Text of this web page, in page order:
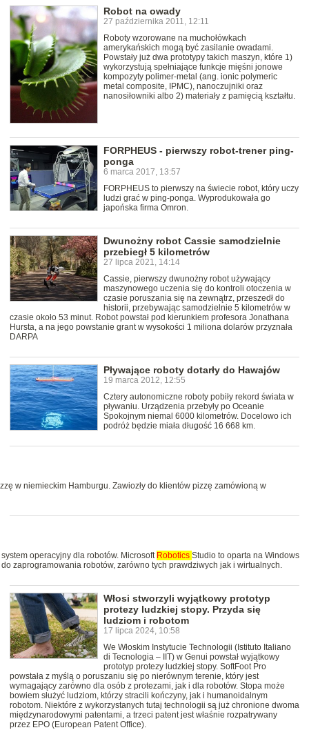
Robot na owady
27 października 2011, 12:11
Roboty wzorowane na muchołówkach
amerykańskich mogą być zasilanie owadami.
Powstały już dwa prototypy takich maszyn, które 1)
wykorzystują spełniające funkcje mięśni jonowe
kompozyty polimer-metal (ang. ionic polymeric
metal composite, IPMC), nanoczujniki oraz
nanosiłowniki albo 2) materiały z pamięcią kształtu.
FORPHEUS - pierwszy robot-trener ping-
ponga
6 marca 2017, 13:57
FORPHEUS to pierwszy na świecie robot, który uczy
ludzi grać w ping-ponga. Wyprodukowała go
japońska firma Omron.
Dwunożny robot Cassie samodzielnie
przebiegł 5 kilometrów
27 lipca 2021, 14:14
Cassie, pierwszy dwunożny robot używający
maszynowego uczenia się do kontroli otoczenia w
czasie poruszania się na zewnątrz, przeszedł do
historii, przebywając samodzielnie 5 kilometrów w
czasie około 53 minut. Robot powstał pod kierunkiem profesora Jonathana
Hursta, a na jego powstanie grant w wysokości 1 miliona dolarów przyznała
DARPA
Pływające roboty dotarły do Hawajów
19 marca 2012, 12:55
Cztery autonomiczne roboty pobiły rekord świata w
pływaniu. Urządzenia przebyły po Oceanie
Spokojnym niemal 6000 kilometrów. Docelowo ich
podróż będzie miała długość 16 668 km.
w niemieckim Hamburgu. Zawiozły do klientów pizzę zamówioną w
operacyjny dla robotów. Microsoft Robotics Studio to oparta na Windows
zaprogramowania robotów, zarówno tych prawdziwych jak i wirtualnych.
Włosi stworzyli wyjątkowy prototyp
protezy ludzkiej stopy. Przyda się
ludziom i robotom
17 lipca 2024, 10:58
We Włoskim Instytucie Technologii (Istituto Italiano
di Tecnologia – IIT) w Genui powstał wyjątkowy
prototyp protezy ludzkiej stopy. SoftFoot Pro
powstała z myślą o poruszaniu się po nierównym terenie, który jest
wymagający zarówno dla osób z protezami, jak i dla robotów. Stopa może
bowiem służyć ludziom, którzy stracili kończyny, jak i humanoidalnym
robotom. Niektóre z wykorzystanych tutaj technologii są już chronione dwoma
międzynarodowymi patentami, a trzeci patent jest właśnie rozpatrywany
przez EPO (European Patent Office).